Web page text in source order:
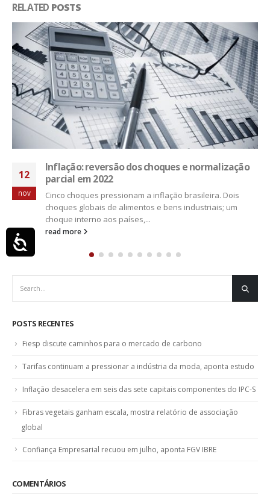
Acessibilidade
RELATED POSTS
12
nov
Inflação: reversão dos choques e normalização
parcial em 2022
Cinco choques pressionam a inflação brasileira. Dois
choques globais de alimentos e bens industriais; um
choque interno aos países,...
read more
POSTS RECENTES
Fiesp discute caminhos para o mercado de carbono
Tarifas continuam a pressionar a indústria da moda, aponta estudo
Inflação desacelera em seis das sete capitais componentes do IPC-S
Fibras vegetais ganham escala, mostra relatório de associação
global
Confiança Empresarial recuou em julho, aponta FGV IBRE
COMENTÁRIOS